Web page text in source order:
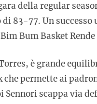
della regular
83-77. Un
Bum Basket
è grande
che permette ai
scappa via